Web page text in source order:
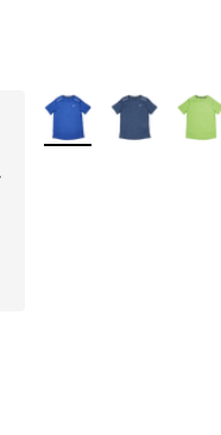
Plus de couleurs